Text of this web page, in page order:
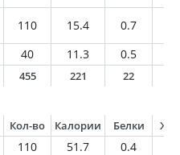
110 15.4 0.7
40 11.3 0.5
455 221 22
Кол-во Калории Белки
110 51.7 0.4